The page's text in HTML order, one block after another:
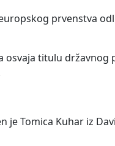
prvenstva
osvaja titulu
je Tomica Kuhar iz